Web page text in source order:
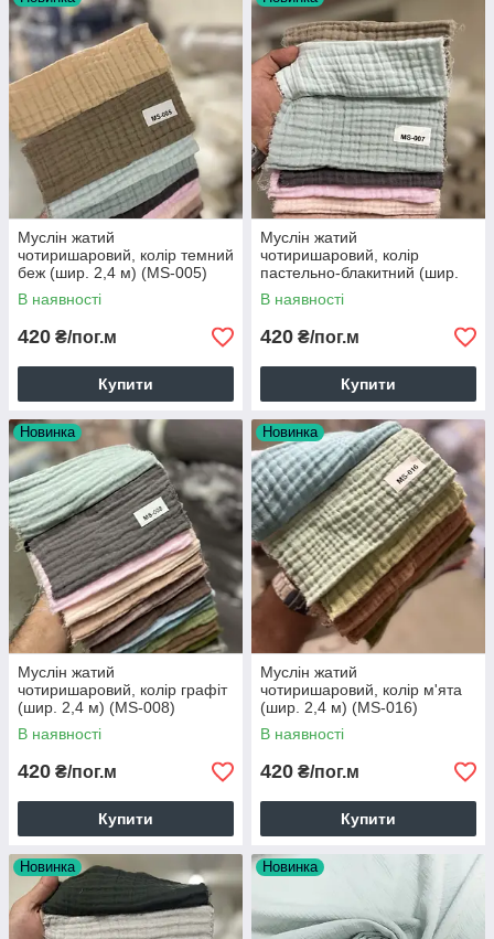
Муслін жатий
чотиришаровий, колір темний
беж (шир. 2,4 м) (MS-005)
В наявності
420 ₴/пог.м
Купити
Муслін жатий
чотиришаровий, колір
пастельно-блакитний (шир.
2,4 м) (MS-007)
В наявності
420 ₴/пог.м
Купити
Новинка
Муслін жатий
чотиришаровий, колір графіт
(шир. 2,4 м) (MS-008)
В наявності
420 ₴/пог.м
Купити
Новинка
Муслін жатий
чотиришаровий, колір м'ята
(шир. 2,4 м) (MS-016)
В наявності
420 ₴/пог.м
Купити
Новинка Новинка